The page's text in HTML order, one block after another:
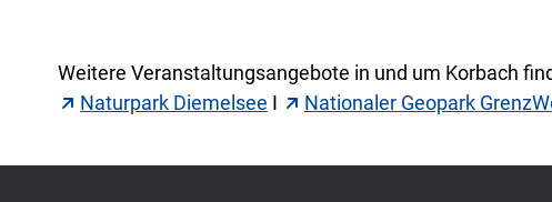
Weitere Veranstaltungsangebote in und um Korbach
Naturpark Diemelsee I Nationaler Geopark